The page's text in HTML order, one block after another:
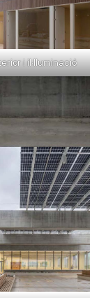
i il·lluminació